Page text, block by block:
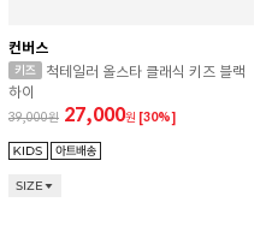
컨버스
척테일러 올스타 클래식 키즈 블랙
하이
39,000 27,000원 [30%]
SIZE